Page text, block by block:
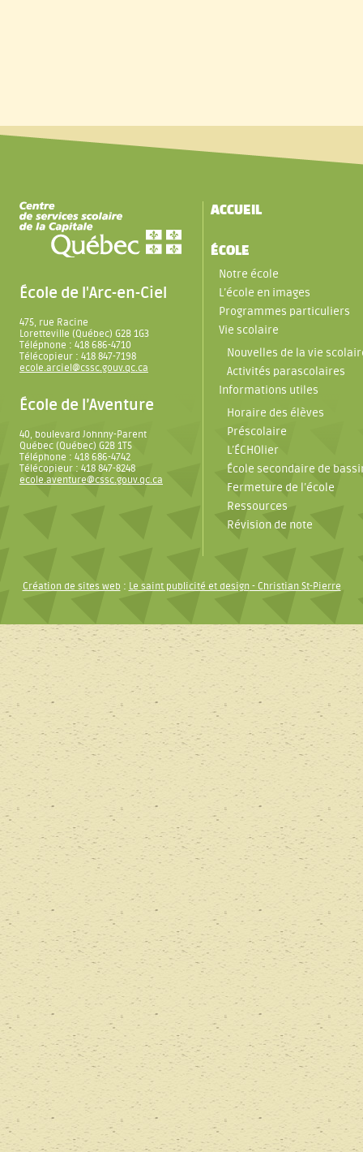
École de l'Arc-en-Ciel
475, rue Racine
Loretteville (Québec) G2B 1G3
Téléphone : 418 686-4710
Télécopieur : 418 847-7198
ecole.arciel@cssc.gouv.qc.ca
École de l’Aventure
40, boulevard Johnny-Parent
Québec (Québec) G2B 1T5
Téléphone : 418 686-4742
Télécopieur : 418 847-8248
ecole.aventure@cssc.gouv.qc.ca
ACCUEIL
ÉCOLE
Notre école
L’école en images
Programmes particuliers
Vie scolaire
Nouvelles de la vie
Activités parascolaires
Informations utiles
Horaire des élèves
Préscolaire
L’ÉCHOlier
École secondaire de
Fermeture de l’école
Ressources
Révision de note
Création de sites web : Le saint publicité et design- Christian St-Pierre